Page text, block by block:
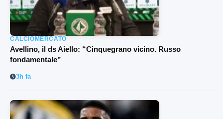
CALCIOMERCATO
Avellino, il ds Aiello: “Cinquegrano vicino. Russo
fondamentale”
3h fa